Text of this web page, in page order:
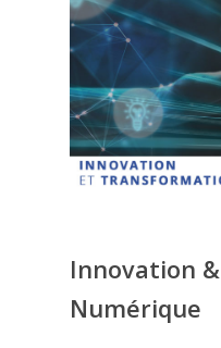
Innovation
Numérique